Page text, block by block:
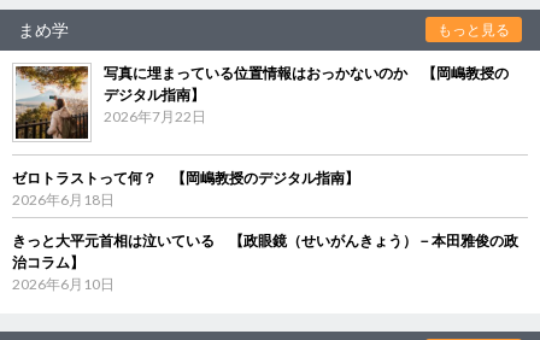
まめ学 もっと見る
写真に埋まっている位置情報はおっかないのか 【岡嶋教授の
デジタル指南】
2026年7月22日
ゼロトラストって何？ 【岡嶋教授のデジタル指南】
2026年6月18日
きっと大平元首相は泣いている 【政眼鏡（せいがんきょう）－本田雅俊の政
治コラム】
2026年6月10日